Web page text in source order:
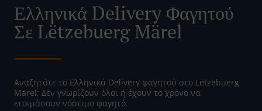
Ελληνικά Delivery Φαγητού
Σε Lëtzebuerg Märel
Αναζητάτε το Ελληνικά Delivery φαγητού στο Lëtzebuerg
Märel; Δεν γνωρίζουν όλοι ή έχουν το χρόνο να
ετοιμάσουν νόστιμο φαγητό.